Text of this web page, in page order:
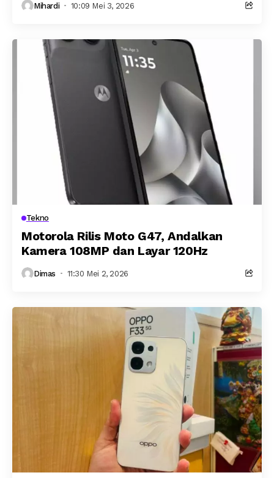
Mihardi 10:09 Mei 3, 2026
Tekno
Motorola Rilis Moto G47, Andalkan
Kamera 108MP dan Layar 120Hz
Dimas 11:30 Mei 2, 2026